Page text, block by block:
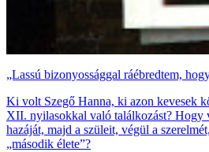
„Lassú bizonyossággal ráébredtem,
Ki volt Szegő Hanna, ki azon kevesek
XII. nyilasokkal való találkozást? Hogy
hazáját, majd a szüleit, végül a
„második élete”?